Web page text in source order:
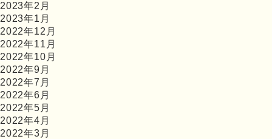
2023年2月
2023年1月
2022年12月
2022年11月
2022年10月
2022年9月
2022年7月
2022年6月
2022年5月
2022年4月
2022年3月